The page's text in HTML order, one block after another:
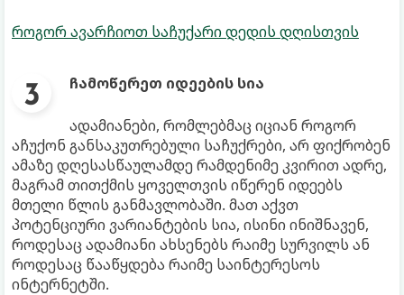
როგორ ავარჩიოთ საჩუქარი დედის დღისთვის
ჩამოწერეთ იდეების სია
ადამიანები, რომლებმაც იციან როგორ
აჩუქონ განსაკუთრებული საჩუქრები, არ ფიქრობენ
ამაზე დღესასწაულამდე რამდენიმე კვირით ადრე,
მაგრამ თითქმის ყოველთვის იწერენ იდეებს
მთელი წლის განმავლობაში. მათ აქვთ
პოტენციური ვარიანტების სია, ისინი ინიშნავენ,
როდესაც ადამიანი ახსენებს რაიმე სურვილს ან
როდესაც წააწყდება რაიმე საინტერესოს
ინტერნეტში.